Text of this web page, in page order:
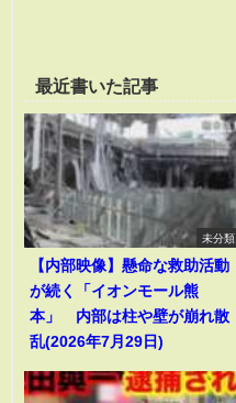
最近書いた記事
未分類
【内部映像】懸命な救助活動
が続く「イオンモール熊
本」 内部は柱や壁が崩れ散
乱(2026年7月29日)